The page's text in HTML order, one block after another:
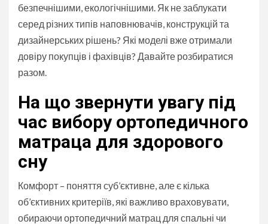
безпечнішими, екологічнішими. Як не заблукати
серед різних типів наповнювачів, конструкцій та
дизайнерських рішень? Які моделі вже отримали
довіру покупців і фахівців? Давайте розбиратися
разом.
На що звернути увагу під
час вибору ортопедичного
матраца для здорового
сну
Комфорт – поняття суб’єктивне, але є кілька
об’єктивних критеріїв, які важливо враховувати,
обираючи ортопедичний матрац для спальні чи